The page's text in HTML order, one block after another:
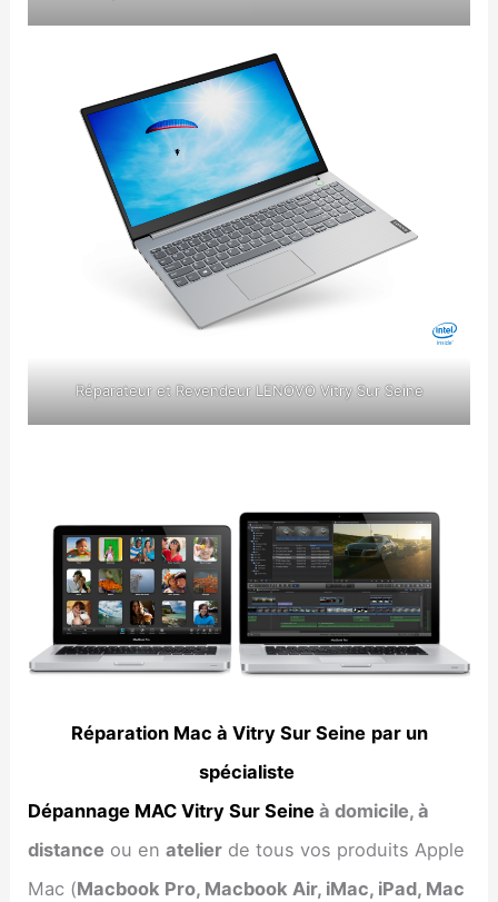
Réparateur et Revendeur LENOVO Vitry Sur Seine
Réparation Mac à Vitry Sur Seine par un
spécialiste
Dépannage MAC Vitry Sur Seine à domicile, à
distance ou enatelier de tous vos produits Apple
Mac (Macbook Pro, Macbook Air, iMac, iPad, Mac